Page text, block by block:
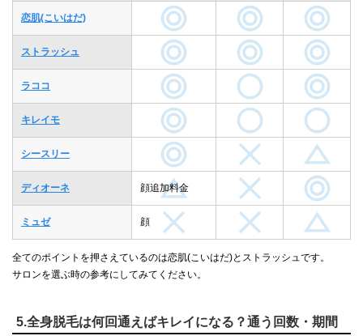
恋肌(こいはだ)
ストラッシュ
ラココ
キレイモ
シースリー
ディオーネ 顔追加料金
ミュゼ 顔
全てのポイントを押さえているのは恋肌(こいはだ)とストラッシュです。
サロンを選ぶ時の参考にしてみてください。
5.全身脱毛は何回通えばキレイになる？通う回数・期間